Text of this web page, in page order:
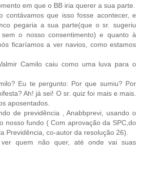
em que o BB iria querer a sua parte.
contávamos que isso fosse acontecer, e
pegaria a sua parte(que o sr. sugeriu
o nosso consentimento) e quanto à
ficaríamos a ver navios, como estamos
Camilo caiu como uma luva para o
Eu te pergunto: Por que sumiu? Por
Ah! já sei! O sr. quiz foi mais e mais.
aposentados.
de previdência , Anabbprevi, usando o
nosso fundo ( Com aprovação da SPC,do
Previdência, co-autor da resolução 26).
quem não quer, até onde vai suas